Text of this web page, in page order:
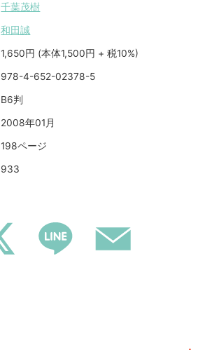
千葉茂樹
和田誠
1,650円 (本体1,500円 + 税10%)
978-4-652-02378-5
B6判
2008年01月
198ページ
933